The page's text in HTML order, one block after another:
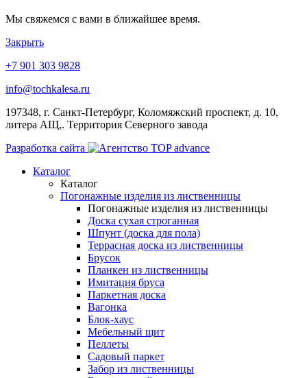
Мы свяжемся с вами в ближайшее время.
Закрыть
+7 901 303 9828
info@tochkalesa.ru
197348, г. Санкт-Петербург, Коломяжский проспект, д. 10,
литера АЩ,. Территория Северного завода
Разработка сайта
Каталог
Каталог
Погонажные изделия из лиственницы
Погонажные изделия из лиственницы
Доска сухая строганная
Шпунт (доска для пола)
Террасная доска из лиственницы
Брусок
Планкен из лиственницы
Имитация бруса
Паркетная доска
Вагонка
Блок-хаус
Мебельный щит
Пеллеты
Садовый паркет
Забор из лиственницы